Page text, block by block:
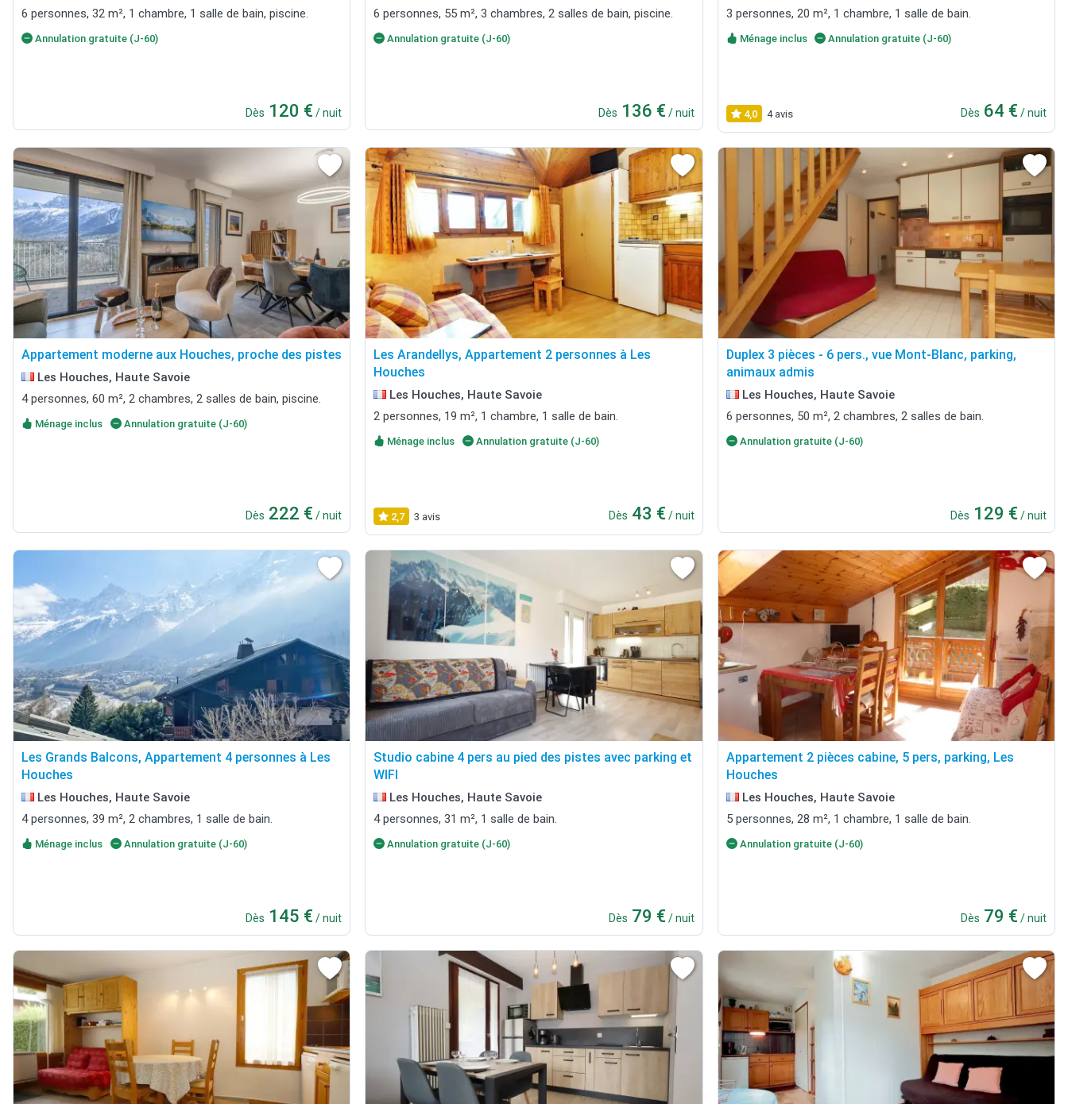
6 personnes, 32 m², 1 chambre, 1 salle de bain, piscine.
Annulation gratuite (J-60)
Dès 120 € / nuit
6 personnes, 55 m², 3 chambres, 2 salles de bain, piscine.
Annulation gratuite (J-60)
Dès 136 € / nuit
3 personnes, 20 m², 1 chambre, 1 salle de bain.
Ménage inclus Annulation gratuite (J-60)
4,0 4 avis Dès 64 € / nuit
Appartement moderne aux Houches, proche des pistes
Les Houches, Haute Savoie
4 personnes, 60 m², 2 chambres, 2 salles de bain, piscine.
Ménage inclus Annulation gratuite (J-60)
Dès 222 € / nuit
Les Arandellys, Appartement 2 personnes à Les
Houches
Les Houches, Haute Savoie
2 personnes, 19 m², 1 chambre, 1 salle de bain.
Ménage inclus Annulation gratuite (J-60)
2,7 3 avis Dès 43 € / nuit
Duplex 3 pièces - 6 pers., vue Mont-Blanc, parking,
animaux admis
Les Houches, Haute Savoie
6 personnes, 50 m², 2 chambres, 2 salles de bain.
Annulation gratuite (J-60)
Dès 129 € / nuit
Les Grands Balcons, Appartement 4 personnes à Les
Houches
Les Houches, Haute Savoie
4 personnes, 39 m², 2 chambres, 1 salle de bain.
Ménage inclus Annulation gratuite (J-60)
Dès 145 € / nuit
Studio cabine 4 pers au pied des pistes avec parking et
WIFI
Les Houches, Haute Savoie
4 personnes, 31 m², 1 salle de bain.
Annulation gratuite (J-60)
Dès 79 € / nuit
Appartement 2 pièces cabine, 5 pers, parking, Les
Houches
Les Houches, Haute Savoie
5 personnes, 28 m², 1 chambre, 1 salle de bain.
Annulation gratuite (J-60)
Dès 79 € / nuit